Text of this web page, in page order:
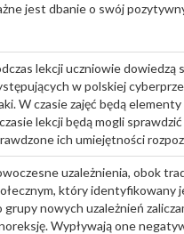
jest dbanie o swój
lekcji uczniowie dowiedzą
w polskiej
W czasie zajęć będą
lekcji będą mogli
ich umiejętności
uzależnienia, obok
który identyfikowany
grupy nowych uzależnień
Wypływają one